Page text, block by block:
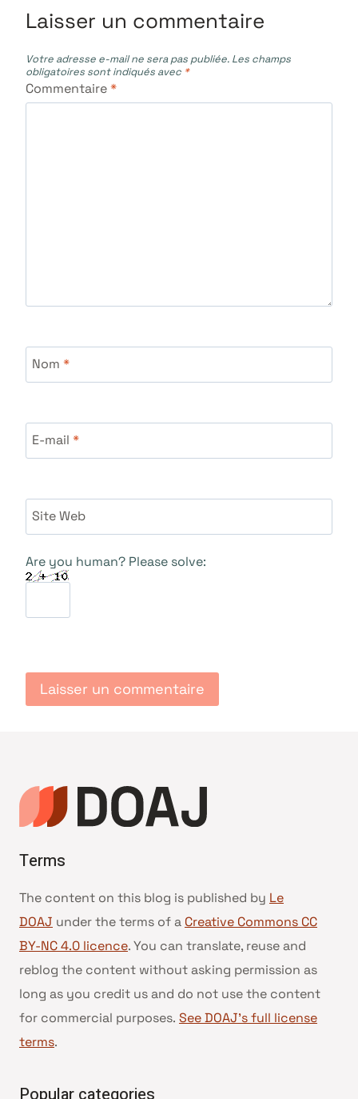
Laisser un commentaire
Votre adresse e-mail ne sera pas publiée. Les champs
obligatoires sont indiqués avec *
Commentaire*
Nom *
E-mail *
Site Web
Are you human? Please solve:
Terms
The content on this blog is published by Le
DOAJ under the terms of a Creative Commons CC
BY-NC 4.0 licence. You can translate, reuse and
reblog the content without asking permission as
long as you credit us and do not use the content
for commercial purposes. See DOAJ’s full license
terms.